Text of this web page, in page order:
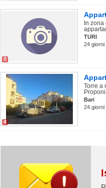
0
In
TURI
24 giorni
4
Torre a
Bari
24 giorni